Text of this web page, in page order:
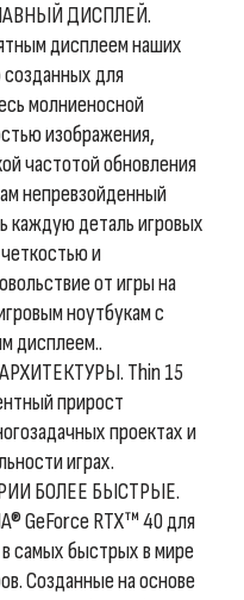
ДИСПЛЕЙ.
дисплеем наших
для
молниеносной
изображения,
частотой обновления
непревзойденный
каждую деталь игровых
и
от игры на
ноутбукам с
дисплеем..
Thin 15
прирост
проектах и
играх.
БОЛЕЕ БЫСТРЫЕ.
GeForce RTX™ 40 для
самых быстрых в мире
Созданные на основе